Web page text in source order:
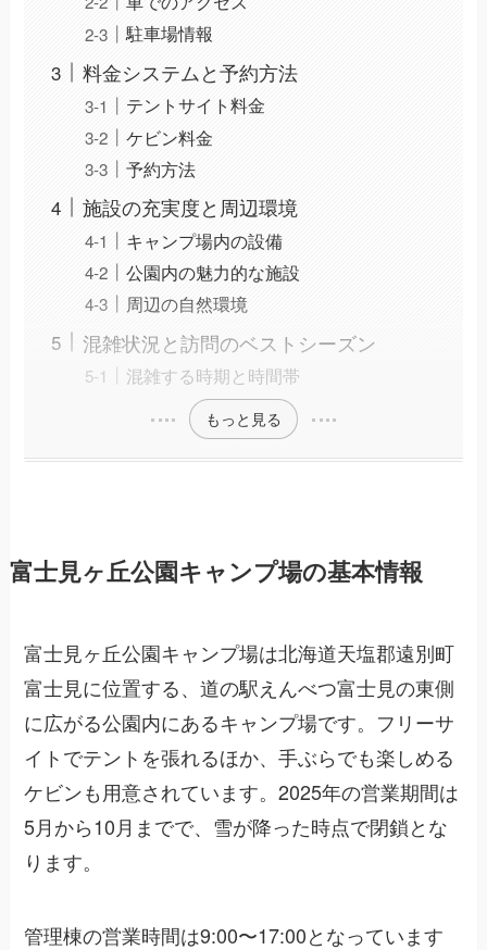
駐車場情報
料金システムと予約方法
テントサイト料金
ケビン料金
予約方法
施設の充実度と周辺環境
キャンプ場内の設備
公園内の魅力的な施設
周辺の自然環境
混雑状況と訪問のベストシーズン
混雑する時期と時間帯
もっと見る
富士見ヶ丘公園キャンプ場の基本情報
富士見ヶ丘公園キャンプ場は北海道天塩郡遠別町
富士見に位置する、道の駅えんべつ富士見の東側
に広がる公園内にあるキャンプ場です。フリーサ
イトでテントを張れるほか、手ぶらでも楽しめる
ケビンも用意されています。2025年の営業期間は
5月から10月までで、雪が降った時点で閉鎖とな
ります。
管理棟の営業時間は9:00〜17:00となっています